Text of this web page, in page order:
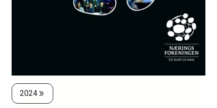
2024 double_arrow